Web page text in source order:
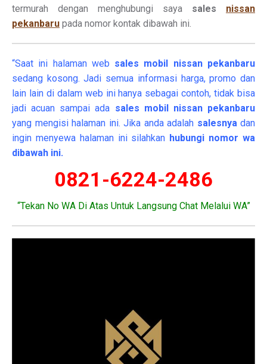
termurah dengan menghubungi saya sales nissan
pekanbaru pada nomor kontak dibawah ini.
“Saat ini halaman web sales mobil nissan pekanbaru
sedang kosong. Jadi semua informasi harga, promo dan
lain lain di dalam web ini hanya sebagai contoh, tidak bisa
jadi acuan sampai ada sales mobil nissan pekanbaru
yang mengisi halaman ini. Jika anda adalah salesnyadan
ingin menyewa halaman ini silahkan hubungi nomor wa
dibawah ini.
0821-6224-2486
“Tekan No WA Di Atas Untuk Langsung Chat Melalui WA”